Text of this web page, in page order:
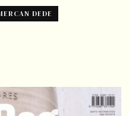
DEDE